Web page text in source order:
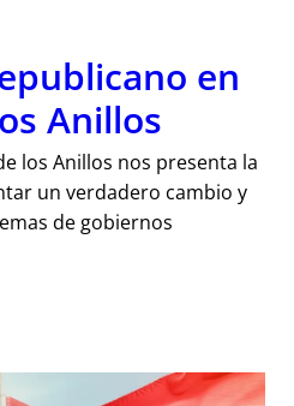
en
Anillos
los Anillos nos presenta la
un verdadero cambio y
de gobiernos